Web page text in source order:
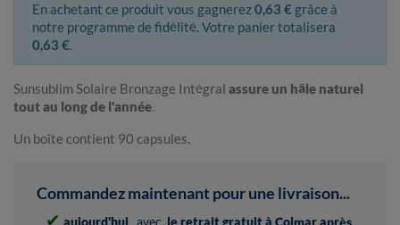
En achetant ce produit vous gagnerez0,63 € grâce à
notre programme de fidélité. Votre panier totalisera
0,63 €.
Sunsublim Solaire Bronzage Intégral assure un hâle naturel
tout au long de l'année.
Un boîte contient 90 capsules.
Commandez maintenant pour une livraison...
✔